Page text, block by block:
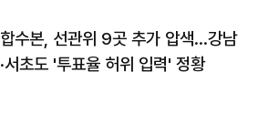
합수본, 선관위 9곳 추가 압색…강남
·서초도 '투표율 허위 입력' 정황